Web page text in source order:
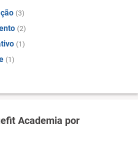
(3)
(2)
(1)
(1)
Academia por